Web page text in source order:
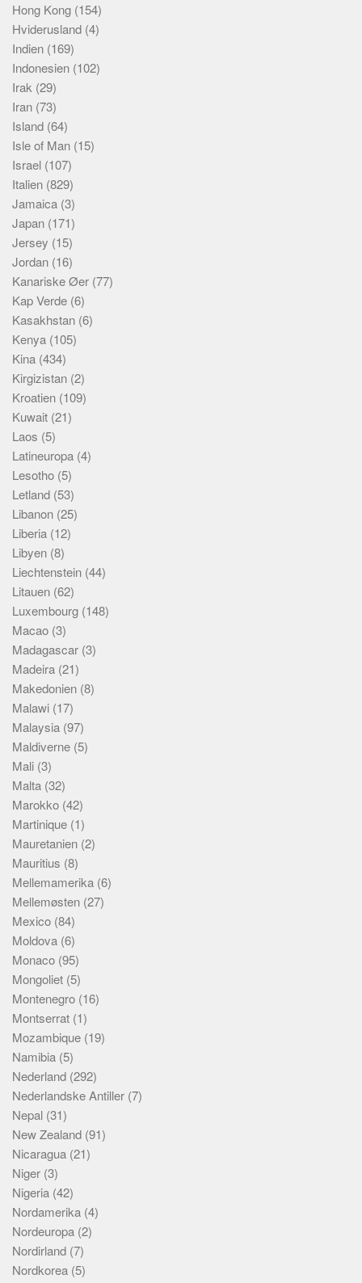
Hong Kong (154)
Hviderusland (4)
Indien (169)
Indonesien (102)
Irak (29)
Iran (73)
Island (64)
Isle of Man (15)
Israel (107)
Italien (829)
Jamaica (3)
Japan (171)
Jersey (15)
Jordan (16)
Kanariske Øer (77)
Kap Verde (6)
Kasakhstan (6)
Kenya (105)
Kina (434)
Kirgizistan (2)
Kroatien (109)
Kuwait (21)
Laos (5)
Latineuropa (4)
Lesotho (5)
Letland (53)
Libanon (25)
Liberia (12)
Libyen (8)
Liechtenstein (44)
Litauen (62)
Luxembourg (148)
Macao (3)
Madagascar (3)
Madeira (21)
Makedonien (8)
Malawi (17)
Malaysia (97)
Maldiverne (5)
Mali (3)
Malta (32)
Marokko (42)
Martinique (1)
Mauretanien (2)
Mauritius (8)
Mellemamerika (6)
Mellemøsten (27)
Mexico (84)
Moldova (6)
Monaco (95)
Mongoliet (5)
Montenegro (16)
Montserrat (1)
Mozambique (19)
Namibia (5)
Nederland (292)
Nederlandske Antiller (7)
Nepal (31)
New Zealand (91)
Nicaragua (21)
Niger (3)
Nigeria (42)
Nordamerika (4)
Nordeuropa (2)
Nordirland (7)
Nordkorea (5)